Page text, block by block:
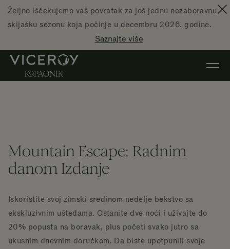
Preskoči na glavni sadržaj
Željno iščekujemo vaš povratak za još jednu nezaboravnu
skijašku sezonu koja počinje u decembru 2026. godine.
Saznajte više
Mountain Escape: Radnim
danom Izdanje
Iskoristite svoj zimski sredinom nedelje bekstvo sa
ekskluzivnim uštedama. Ostanite dve noći i uživajte do
20% popusta na boravak, plus početi svako jutro sa
ukusnim dnevnim doručkom. Da biste upotpunili svoje